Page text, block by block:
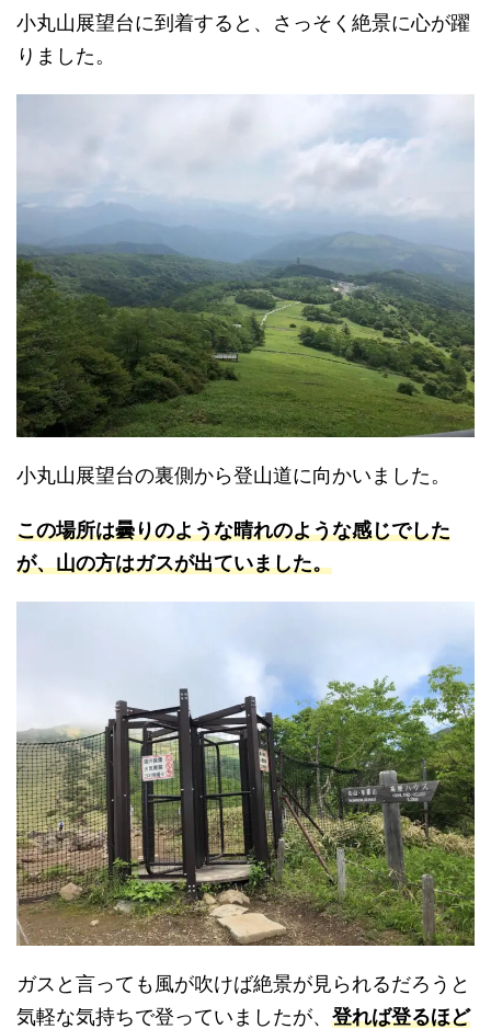
小丸山展望台に到着すると、さっそく絶景に心が躍
りました。
小丸山展望台の裏側から登山道に向かいました。
この場所は曇りのような晴れのような感じでした
が、山の方はガスが出ていました。
ガスと言っても風が吹けば絶景が見られるだろうと
気軽な気持ちで登っていましたが、 登れば登るほど